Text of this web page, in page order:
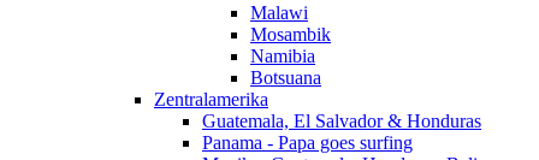
Malawi
Mosambik
Namibia
Botsuana
Zentralamerika
Guatemala, El Salvador & Honduras
Panama - Papa goes surfing